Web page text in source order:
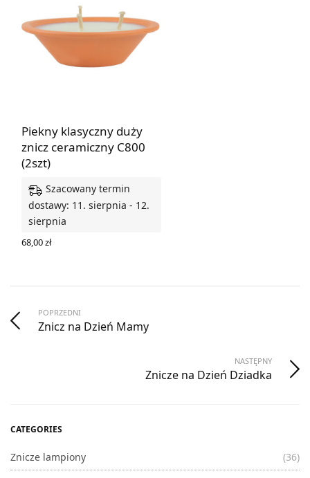
Piekny klasyczny duży
znicz ceramiczny C800
(2szt)
Szacowany termin
dostawy: 11. sierpnia - 12.
sierpnia
68,00zł
POPRZEDNI
Znicz na Dzień Mamy
NASTĘPNY
Znicze na Dzień Dziadka
CATEGORIES
Znicze lampiony
(36)